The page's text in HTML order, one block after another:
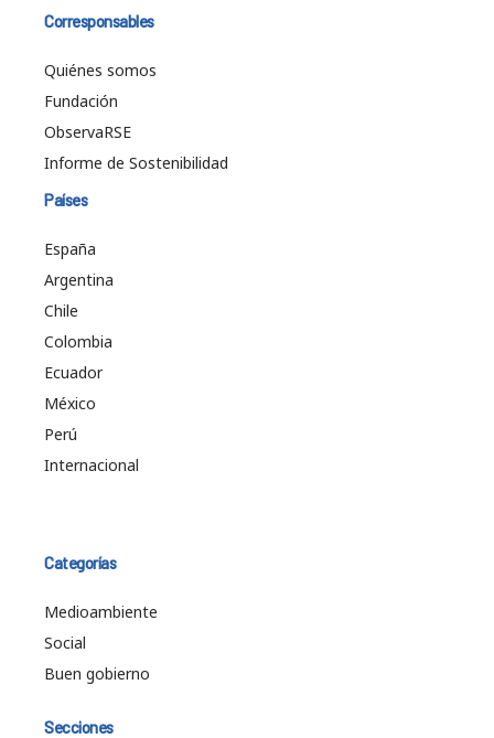
Corresponsables
Quiénes somos
Fundación
ObservaRSE
Informe de Sostenibilidad
Países
España
Argentina
Chile
Colombia
Ecuador
México
Perú
Internacional
Categorías
Medioambiente
Social
Buen gobierno
Secciones